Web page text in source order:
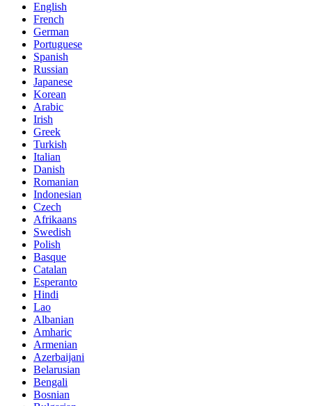
English
French
German
Portuguese
Spanish
Russian
Japanese
Korean
Arabic
Irish
Greek
Turkish
Italian
Danish
Romanian
Indonesian
Czech
Afrikaans
Swedish
Polish
Basque
Catalan
Esperanto
Hindi
Lao
Albanian
Amharic
Armenian
Azerbaijani
Belarusian
Bengali
Bosnian